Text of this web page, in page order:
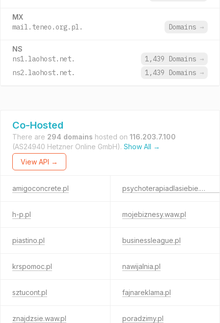
MX
mail.teneo.org.pl. Domains →
NS
ns1.laohost.net. 1,439 Domains →
ns2.laohost.net.
1,439 Domains →
Co-Hosted
There are 294 domains hosted on 116.203.7.100
(AS24940 Hetzner Online GmbH). Show All →
View API →
amigoconcrete.pl psychoterapiadlasiebie.com.pl
h-p.pl mojebiznesy.waw.pl
piastino.pl businessleague.pl
krspomoc.pl nawijalnia.pl
sztucont.pl fajnareklama.pl
znajdzsie.waw.pl poradzimy.pl